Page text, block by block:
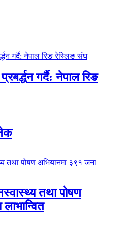
गर्दै: नेपाल रिङ
तथा पोषण